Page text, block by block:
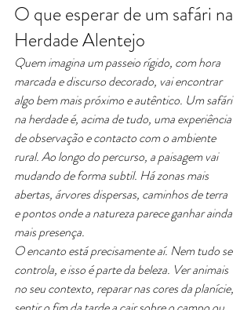
O que esperar de um safári na
Herdade Alentejo
Quem imagina um passeio rígido, com hora
marcada e discurso decorado, vai encontrar
algo bem mais próximo e autêntico. Um safári
na herdade é, acima de tudo, uma experiência
de observação e contacto com o ambiente
rural. Ao longo do percurso, a paisagem vai
mudando de forma subtil. Há zonas mais
abertas, árvores dispersas, caminhos de terra
e pontos onde a natureza parece ganhar ainda
mais presença.
O encanto está precisamente aí. Nem tudo se
controla, e isso é parte da beleza. Ver animais
no seu contexto, reparar nas cores da planície,